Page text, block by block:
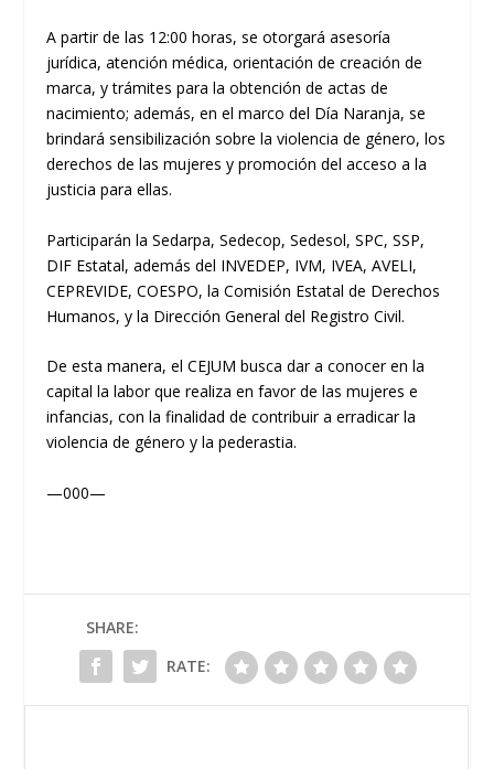
A partir de las 12:00 horas, se otorgará asesoría
jurídica, atención médica, orientación de creación de
marca, y trámites para la obtención de actas de
nacimiento; además, en el marco del Día Naranja, se
brindará sensibilización sobre la violencia de género, los
derechos de las mujeres y promoción del acceso a la
justicia para ellas.
Participarán la Sedarpa, Sedecop, Sedesol, SPC, SSP,
DIF Estatal, además del INVEDEP, IVM, IVEA, AVELI,
CEPREVIDE, COESPO, la Comisión Estatal de Derechos
Humanos, y la Dirección General del Registro Civil.
De esta manera, el CEJUM busca dar a conocer en la
capital la labor que realiza en favor de las mujeres e
infancias, con la finalidad de contribuir a erradicar la
violencia de género y la pederastia.
—000—
SHARE:
RATE: